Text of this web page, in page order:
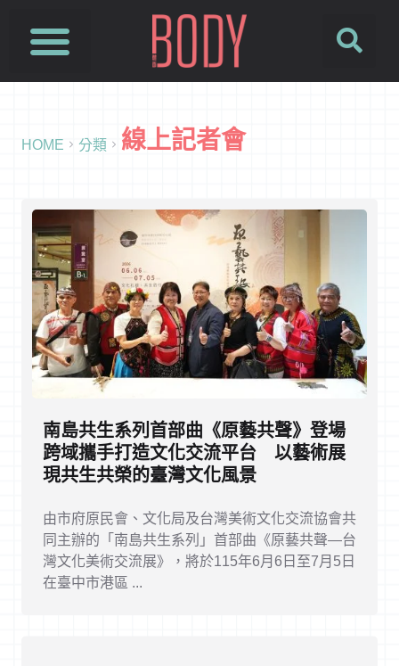
HOME 分類 線上記者會
南島共生系列首部曲《原藝共聲》登場
跨域攜手打造文化交流平台 以藝術展
現共生共榮的臺灣文化風景
由市府原民會、文化局及台灣美術文化交流協會共
同主辦的「南島共生系列」首部曲《原藝共聲—台
灣文化美術交流展》，將於115年6月6日至7月5日
在臺中市港區 ...